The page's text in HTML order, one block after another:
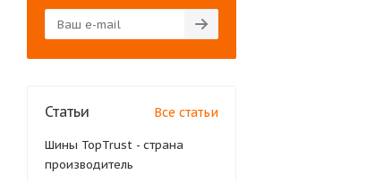
Статьи Все статьи
Шины TopTrust - страна
производитель